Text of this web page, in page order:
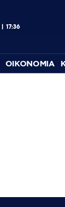
17:36
ΟΙΚΟΝΟΜΙΑ